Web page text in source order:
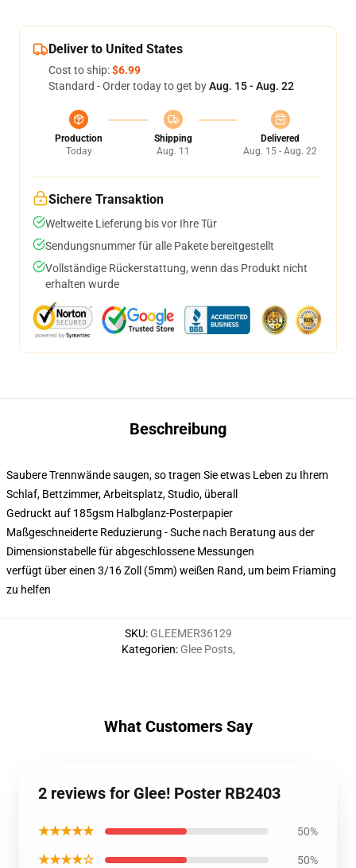
Deliver to United States
Cost to ship:$6.99
Standard - Order today to get byAug. 15 - Aug. 22
Production
Today
Shipping
Aug. 11
Delivered
Aug. 15 - Aug. 22
Sichere Transaktion
Weltweite Lieferung bis vor Ihre Tür
Sendungsnummer für alle Pakete bereitgestellt
Vollständige Rückerstattung, wenn das Produkt nicht
erhalten wurde
Beschreibung
Saubere Trennwände saugen, so tragen Sie etwas Leben zu Ihrem
Schlaf, Bettzimmer, Arbeitsplatz, Studio, überall
Gedruckt auf 185gsm Halbglanz-Posterpapier
Maßgeschneiderte Reduzierung - Suche nach Beratung aus der
Dimensionstabelle für abgeschlossene Messungen
verfügt über einen 3/16 Zoll (5mm) weißen Rand, um beim Friaming
zu helfen
SKU: GLEEMER36129
Kategorien: Glee Posts,
What Customers Say
2 reviews for Glee! Poster RB2403
★★★★★ 50%
★★★★☆ 50%